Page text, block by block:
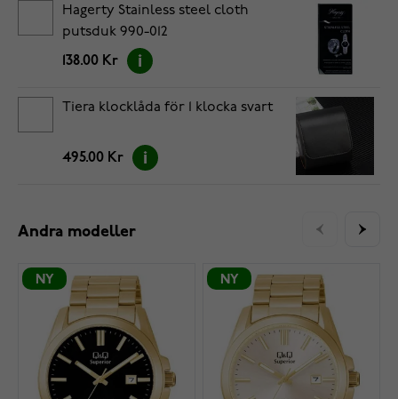
Hagerty Stainless steel cloth
putsduk 990-012
138.00 Kr
Tiera klocklåda för 1 klocka svart
495.00 Kr
Andra modeller
NY NY